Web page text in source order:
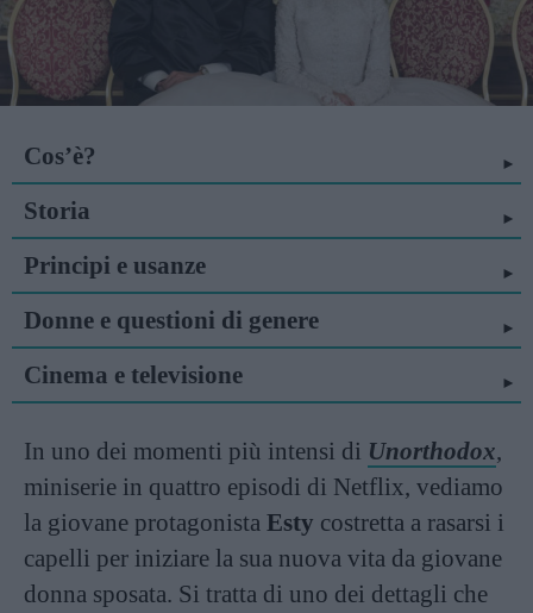
Cos’è?
Storia
Principi e usanze
Donne e questioni di genere
Cinema e televisione
In uno dei momenti più intensi di Unorthodox,
miniserie in quattro episodi di Netflix, vediamo
la giovane protagonista Esty costretta a rasarsi i
capelli per iniziare la sua nuova vita da giovane
donna sposata. Si tratta di uno dei dettagli che